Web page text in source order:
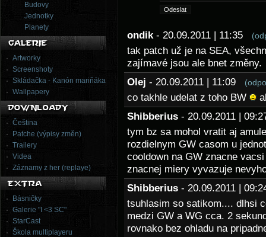
Budovy
Jednotky
Planety
Artworky
Screenshoty
Skládačka - Kanón mariňáka
Wallpapery
Čeština
Patche (výpisy změn)
Trailery
Videa
Záznamy z her (replaye)
Básničky
Galerie "I <3 SC"
StarCast
Škola multiplayeru
ondik - 20.09.2011 | 11:35
tak patch už je na SEA,
zajímavé jsou ale bnet změny.
Olej - 20.09.2011 | 11:09
co takhle udelat z toho BW
Shibberius - 20.09.2011 |
tym bz sa mohol vratit aj
rozdielnym GW casom u
cooldown na GW znacne
znacnej miery vyvazuje
Shibberius - 20.09.2011 |
tsuhlasim so satikom.... dlhsi
medzi GW a WG cca. 2
rovnako bez ohladu na